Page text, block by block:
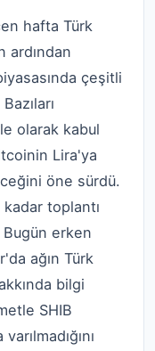
hafta Türk
ardından
çeşitli
olarak kabul
Lira'ya
öne sürdü.
toplantı
Bugün erken
ağın Türk
bilgi
SHIB